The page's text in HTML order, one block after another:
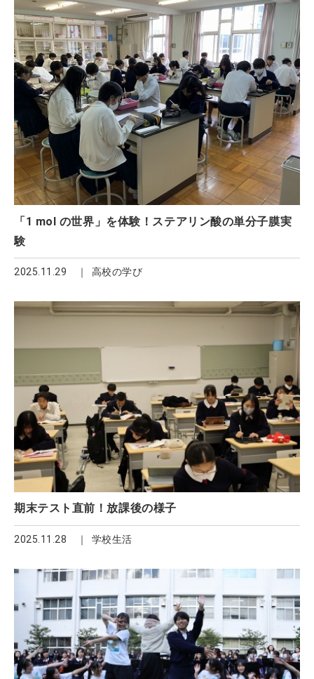
「1 mol の世界」を体験！ステアリン酸の単分子膜実
験
2025.11.29 高校の学び
期末テスト直前！放課後の様子
2025.11.28 学校生活